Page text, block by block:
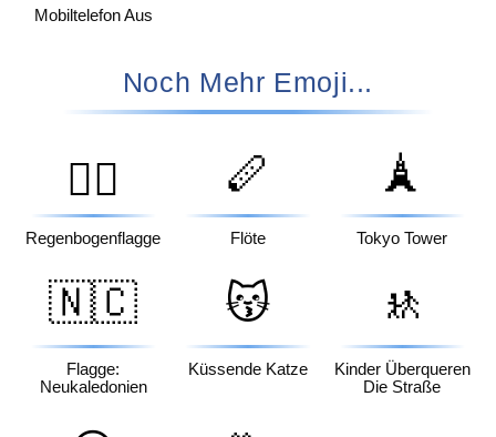
Mobiltelefon Aus
Noch Mehr Emoji...
🏳️‍🌈
Regenbogenflagge
🪈
Flöte
🗼
Tokyo Tower
🇳🇨
Flagge:
Neukaledonien
😽
Küssende Katze
🚸
Kinder Überqueren
Die Straße